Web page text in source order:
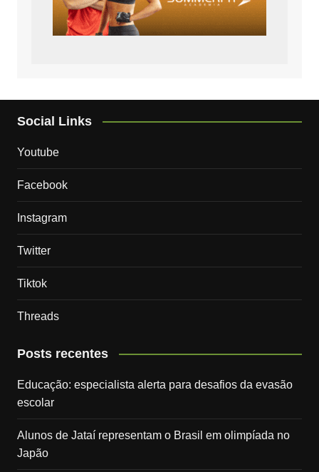
Social Links
Youtube
Facebook
Instagram
Twitter
Tiktok
Threads
Posts recentes
Educação: especialista alerta para desafios da evasão
escolar
Alunos de Jataí representam o Brasil em olimpíada no
Japão